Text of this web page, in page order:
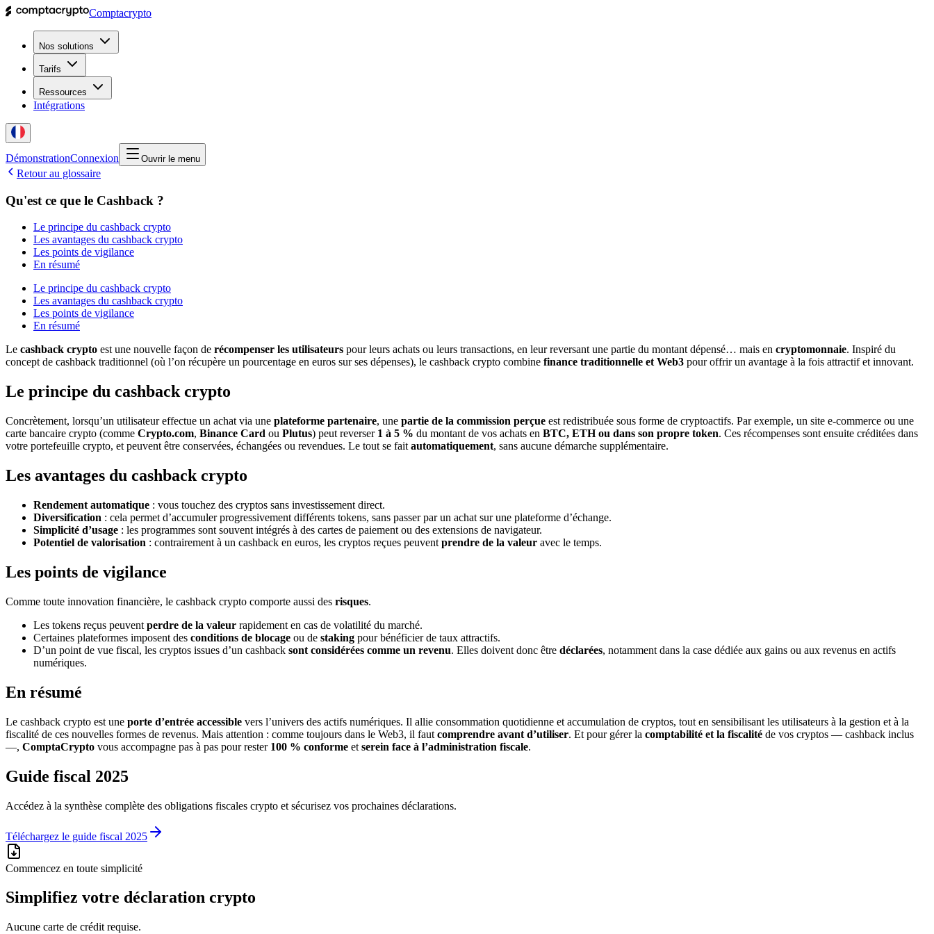
Comptacrypto
Nos solutions
Tarifs
Ressources
Intégrations
DémonstrationConnexion Ouvrir le menu
Retour au glossaire
Qu'est ce que le Cashback ?
Le principe du cashback crypto
Les avantages du cashback crypto
Les points de vigilance
En résumé
Le principe du cashback crypto
Les avantages du cashback crypto
Les points de vigilance
En résumé
Le cashback crypto est une nouvelle façon de récompenser les utilisateurs pour leurs achats ou leurs transactions, en leur reversant une partie du montant dépensé… mais en cryptomonnaie. Inspiré du
concept de cashback traditionnel (où l’on récupère un pourcentage en euros sur ses dépenses), le cashback crypto combine finance traditionnelle et Web3 pour offrir un avantage à la fois attractif et innovant.
Le principe du cashback crypto
Concrètement, lorsqu’un utilisateur effectue un achat via une plateforme partenaire, une partie de la commission perçue est redistribuée sous forme de cryptoactifs. Par exemple, un site e-commerce ou une
carte bancaire crypto (comme Crypto.com, Binance Card ou Plutus) peut reverser 1 à 5 % du montant de vos achats en BTC, ETH ou dans son propre token. Ces récompenses sont ensuite créditées dans
votre portefeuille crypto, et peuvent être conservées, échangées ou revendues. Le tout se fait automatiquement, sans aucune démarche supplémentaire.
Les avantages du cashback crypto
Rendement automatique : vous touchez des cryptos sans investissement direct.
Diversification : cela permet d’accumuler progressivement différents tokens, sans passer par un achat sur une plateforme d’échange.
Simplicité d’usage : les programmes sont souvent intégrés à des cartes de paiement ou des extensions de navigateur.
Potentiel de valorisation : contrairement à un cashback en euros, les cryptos reçues peuvent prendre de la valeur avec le temps.
Les points de vigilance
Comme toute innovation financière, le cashback crypto comporte aussi des risques.
Les tokens reçus peuvent perdre de la valeur rapidement en cas de volatilité du marché.
Certaines plateformes imposent des conditions de blocage ou de staking pour bénéficier de taux attractifs.
D’un point de vue fiscal, les cryptos issues d’un cashback sont considérées comme un revenu. Elles doivent donc être déclarées, notamment dans la case dédiée aux gains ou aux revenus en actifs
numériques.
En résumé
Le cashback crypto est une porte d’entrée accessible vers l’univers des actifs numériques. Il allie consommation quotidienne et accumulation de cryptos, tout en sensibilisant les utilisateurs à la gestion et à la
fiscalité de ces nouvelles formes de revenus. Mais attention : comme toujours dans le Web3, il faut comprendre avant d’utiliser. Et pour gérer la comptabilité et la fiscalité de vos cryptos — cashback inclus
—, ComptaCrypto vous accompagne pas à pas pour rester 100 % conforme et serein face à l’administration fiscale.
Guide fiscal 2025
Accédez à la synthèse complète des obligations fiscales crypto et sécurisez vos prochaines déclarations.
Téléchargez le guide fiscal 2025
Commencez en toute simplicité
Simplifiez votre déclaration crypto
Aucune carte de crédit requise.